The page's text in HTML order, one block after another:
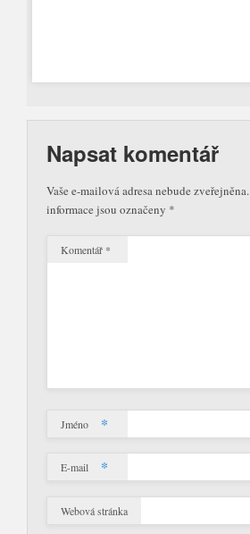
Napsat komentář
Vaše e-mailová adresa nebude zveřejněna.
informace jsou označeny *
Komentář *
Jméno *
E-mail *
Webová stránka